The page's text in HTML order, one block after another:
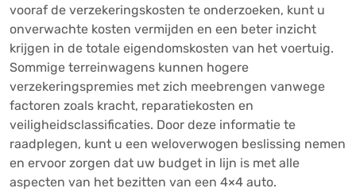
vooraf de verzekeringskosten te onderzoeken, kunt u
onverwachte kosten vermijden en een beter inzicht
krijgen in de totale eigendomskosten van het voertuig.
Sommige terreinwagens kunnen hogere
verzekeringspremies met zich meebrengen vanwege
factoren zoals kracht, reparatiekosten en
veiligheidsclassificaties. Door deze informatie te
raadplegen, kunt u een weloverwogen beslissing nemen
en ervoor zorgen dat uw budget in lijn is met alle
aspecten van het bezitten van een 4×4 auto.